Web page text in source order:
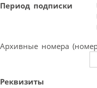
Период подписки
Архивные номера
Реквизиты